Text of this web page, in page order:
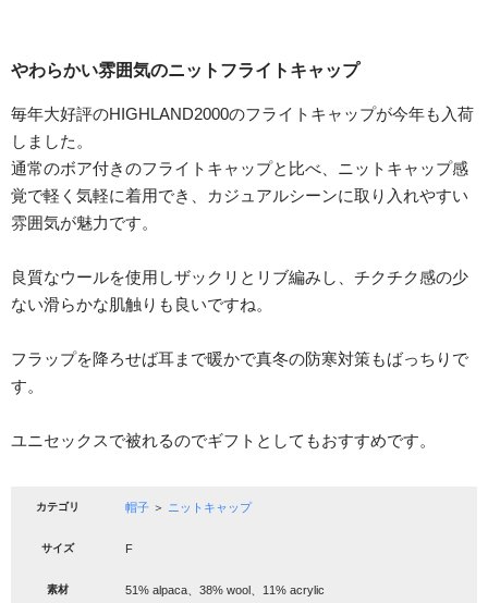
やわらかい雰囲気のニットフライトキャップ
毎年大好評のHIGHLAND2000のフライトキャップが今年も入荷
しました。
通常のボア付きのフライトキャップと比べ、ニットキャップ感
覚で軽く気軽に着用でき、カジュアルシーンに取り入れやすい
雰囲気が魅力です。
良質なウールを使用しザックリとリブ編みし、チクチク感の少
ない滑らかな肌触りも良いですね。
フラップを降ろせば耳まで暖かで真冬の防寒対策もばっちりで
す。
ユニセックスで被れるのでギフトとしてもおすすめです。
カテゴリ 帽子 ＞ ニットキャップ
サイズ F
素材 51% alpaca、38% wool、11% acrylic